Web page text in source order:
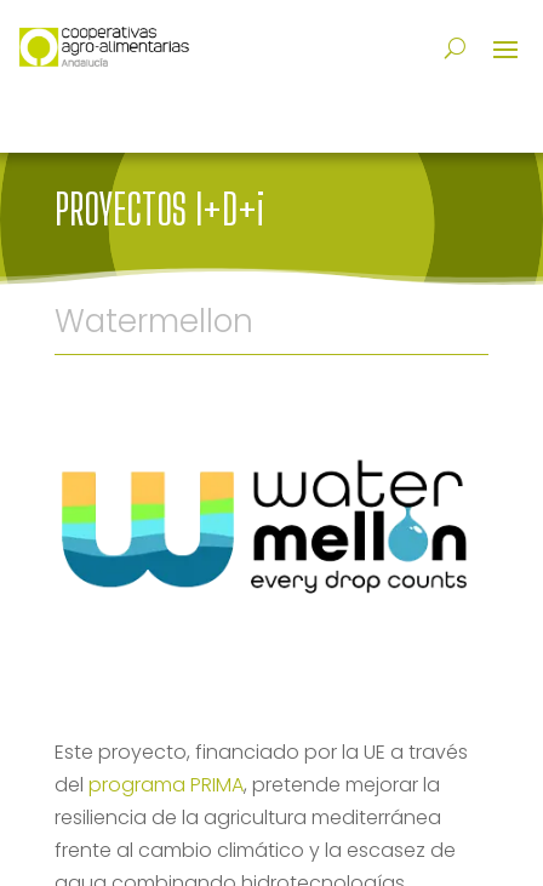
PROYECTOS I+D+i
Watermellon
Este proyecto, financiado por la UE a través
del programa PRIMA, pretende mejorar la
resiliencia de la agricultura mediterránea
frente al cambio climático y la escasez de